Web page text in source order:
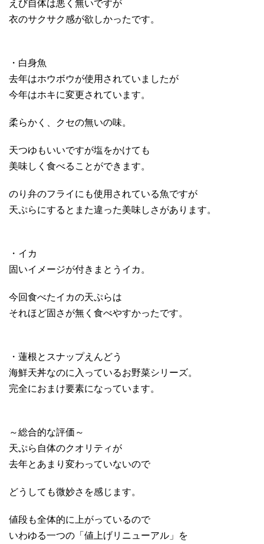
えび自体は悪く無いですが
衣のサクサク感が欲しかったです。
・白身魚
去年はホウボウが使用されていましたが
今年はホキに変更されています。
柔らかく、クセの無いの味。
天つゆもいいですが塩をかけても
美味しく食べることができます。
のり弁のフライにも使用されている魚ですが
天ぷらにするとまた違った美味しさがあります。
・イカ
固いイメージが付きまとうイカ。
今回食べたイカの天ぷらは
それほど固さが無く食べやすかったです。
・蓮根とスナップえんどう
海鮮天丼なのに入っているお野菜シリーズ。
完全におまけ要素になっています。
～総合的な評価～
天ぷら自体のクオリティが
去年とあまり変わっていないので
どうしても微妙さを感じます。
値段も全体的に上がっているので
いわゆる一つの「値上げリニューアル」を